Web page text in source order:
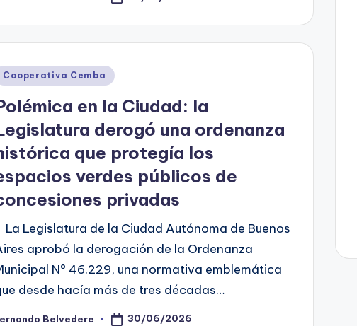
Cooperativa Cemba
en la Ciudad: la
derogó una ordenanza
que protegía los
verdes públicos de
privadas
Legislatura de la Ciudad Autónoma de Buenos
aprobó la derogación de la Ordenanza
N° 46.229, una normativa emblemática
desde hacía más de tres décadas…
Belvedere 30/06/2026